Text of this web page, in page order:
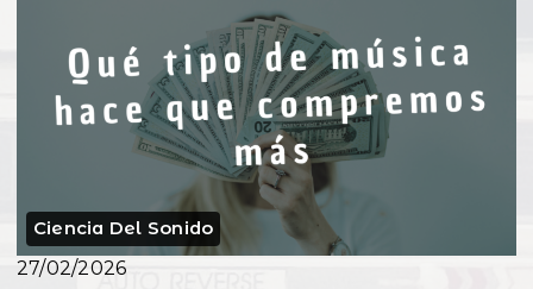
Ciencia Del Sonido
27/02/2026